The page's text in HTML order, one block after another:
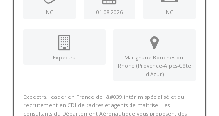
NC 01-08-2026 NC
Expectra
Marignane Bouches-du-
Rhône (Provence-Alpes-Côte
d'Azur)
Expectra, leader en France de l&#039;intérim spécialisé et du
recrutement en CDI de cadres et agents de maîtrise. Les
consultants du Département Aéronautique vous proposent des